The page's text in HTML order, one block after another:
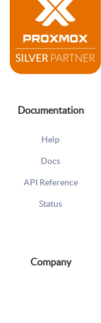
Documentation
Help
Docs
API Reference
Status
Company
y desarrollado porSoluOpen